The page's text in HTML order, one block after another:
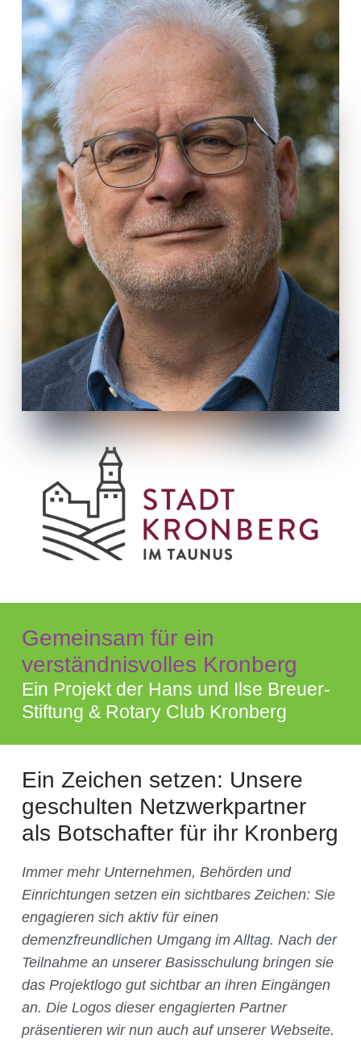
Gemeinsam für ein
verständnisvolles Kronberg
Ein Projekt der Hans und Ilse Breuer-
Stiftung & Rotary Club Kronberg
Ein Zeichen setzen: Unsere
geschulten Netzwerkpartner
als Botschafter für ihr Kronberg
Immer mehr Unternehmen, Behörden und
Einrichtungen setzen ein sichtbares Zeichen: Sie
engagieren sich aktiv für einen
demenzfreundlichen Umgang im Alltag. Nach der
Teilnahme an unserer Basisschulung bringen sie
das Projektlogo gut sichtbar an ihren Eingängen
an. Die Logos dieser engagierten Partner
präsentieren wir nun auch auf unserer Webseite.